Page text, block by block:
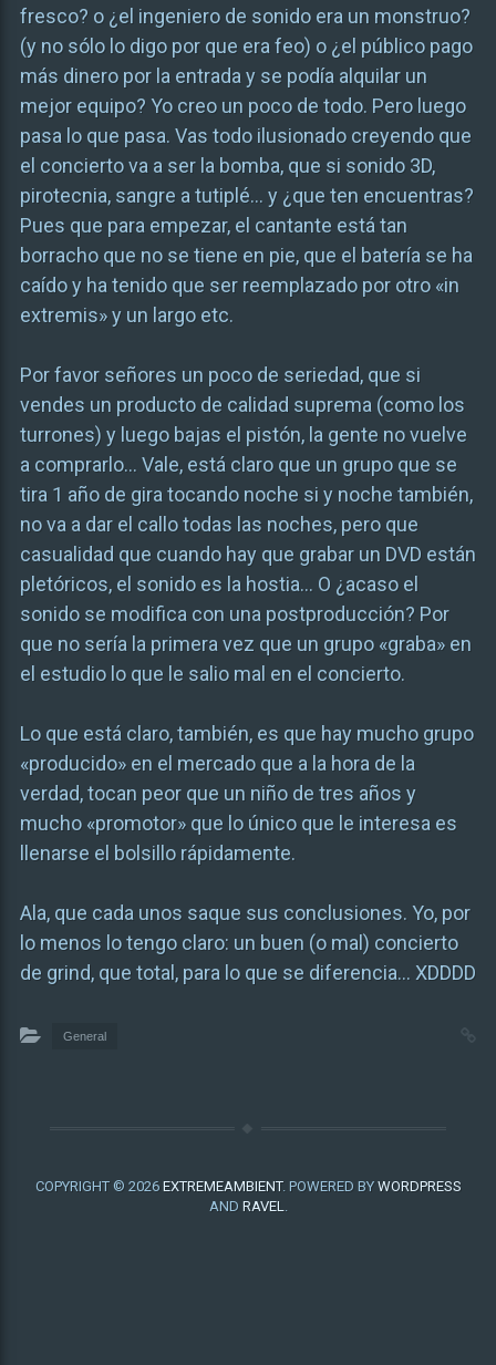
fresco? o ¿el ingeniero de sonido era un monstruo?
(y no sólo lo digo por que era feo) o ¿el público pago
más dinero por la entrada y se podía alquilar un
mejor equipo? Yo creo un poco de todo. Pero luego
pasa lo que pasa. Vas todo ilusionado creyendo que
el concierto va a ser la bomba, que si sonido 3D,
pirotecnia, sangre a tutiplé… y ¿que ten encuentras?
Pues que para empezar, el cantante está tan
borracho que no se tiene en pie, que el batería se ha
caído y ha tenido que ser reemplazado por otro «in
extremis» y un largo etc.
Por favor señores un poco de seriedad, que si
vendes un producto de calidad suprema (como los
turrones) y luego bajas el pistón, la gente no vuelve
a comprarlo… Vale, está claro que un grupo que se
tira 1 año de gira tocando noche si y noche también,
no va a dar el callo todas las noches, pero que
casualidad que cuando hay que grabar un DVD están
pletóricos, el sonido es la hostia… O ¿acaso el
sonido se modifica con una postproducción? Por
que no sería la primera vez que un grupo «graba» en
el estudio lo que le salio mal en el concierto.
Lo que está claro, también, es que hay mucho grupo
«producido» en el mercado que a la hora de la
verdad, tocan peor que un niño de tres años y
mucho «promotor» que lo único que le interesa es
llenarse el bolsillo rápidamente.
Ala, que cada unos saque sus conclusiones. Yo, por
lo menos lo tengo claro: un buen (o mal) concierto
de grind, que total, para lo que se diferencia… XDDDD
General
COPYRIGHT © 2026 EXTREMEAMBIENT. POWERED BY WORDPRESS
AND RAVEL.